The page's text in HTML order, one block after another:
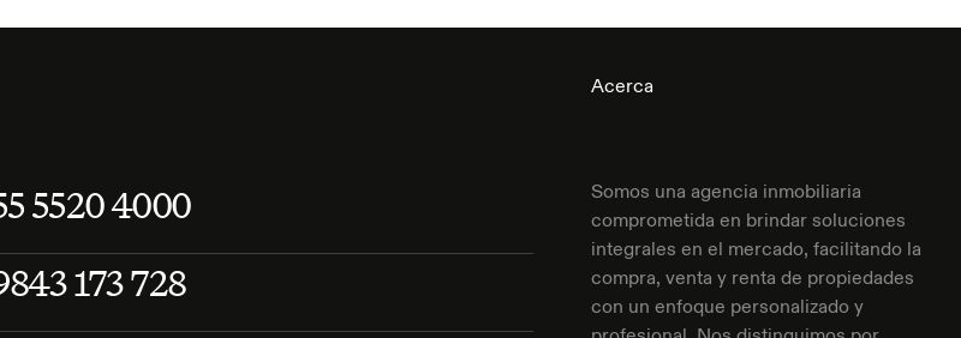
5520 4000
173 728
Acerca
Somos una agencia inmobiliaria
comprometida en brindar soluciones
integrales en el mercado, facilitando la
compra, venta y renta de propiedades
con un enfoque personalizado y